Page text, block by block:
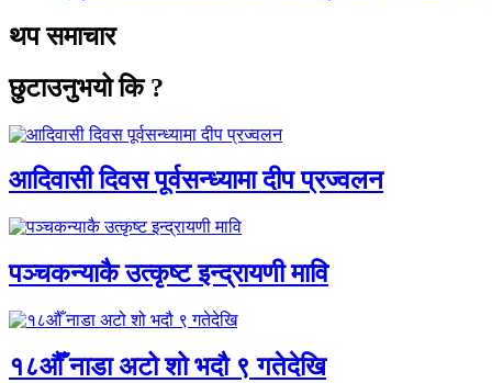
थप समाचार
छुटाउनुभयो कि ?
आदिवासी दिवस पूर्वसन्ध्यामा दीप प्रज्वलन
पञ्चकन्याकै उत्कृष्ट इन्द्रायणी मावि
१८औँ नाडा अटो शो भदौ ९ गतेदेखि